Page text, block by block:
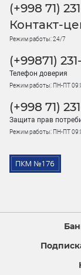
(+998 71)
Контакт-
Режим работы: 24/7
(+99871)
Телефон доверия
Режим работы: ПН-ПТ
(+998 71)
Защита прав
Режим работы: ПН-ПТ